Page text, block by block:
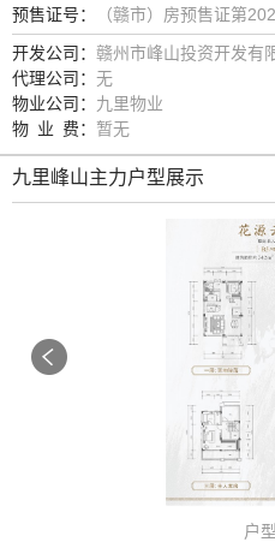
徐娇
预售证号：
（赣市）房预售证第
开发公司： 赣州市峰山投资开发有
代理公司： 无
物业公司： 九里物业
物 业 费： 暂无
九里峰山主力户型展示
户